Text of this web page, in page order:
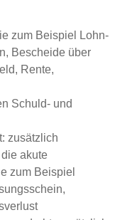
zum Beispiel Lohn-
Bescheide über
Rente,
Schuld- und
zusätzlich
akute
zum Beispiel